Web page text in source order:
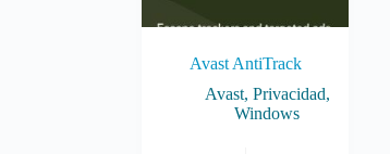
Avast AntiTrack
Avast, Privacidad,
Windows